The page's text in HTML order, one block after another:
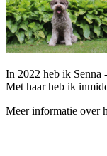
In 2022 heb ik Senna -
Met haar heb ik
Meer informatie over